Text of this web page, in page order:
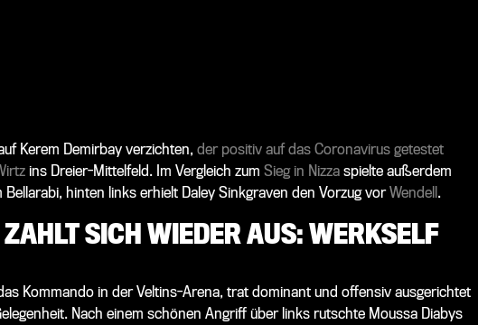
Kerem Demirbayverzichten, der positiv auf das Coronavirus getestet
ins Dreier-Mittelfeld. Im Vergleich zum Sieg in Nizza spielte außerdem
Bellarabi, hinten links erhielt Daley Sinkgraven den Vorzug vorWendell .
SICH WIEDER AUS: WERKSELF
Kommando in der Veltins-Arena, trat dominant und offensiv ausgerichtet
Nach einem schönen Angriff über links rutschte Moussa Diabys